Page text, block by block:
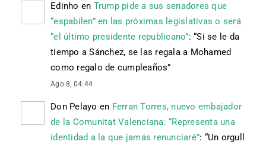
Edinho en Trump pide a sus senadores que
“espabilen” en las próximas legislativas o será
“el último presidente republicano”: “Si se le da
tiempo a Sánchez, se las regala a Mohamed
como regalo de cumpleaños”
Ago 8, 04:44
Don Pelayo en Ferran Torres, nuevo embajador
de la Comunitat Valenciana: “Representa una
identidad a la que jamás renunciaré”: “Un orgull